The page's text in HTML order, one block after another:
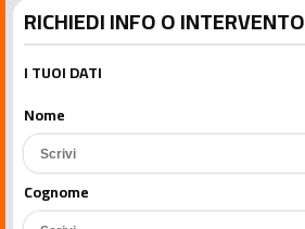
RICHIEDI INFO O INTERVENTO
I TUOI DATI
Nome
Cognome